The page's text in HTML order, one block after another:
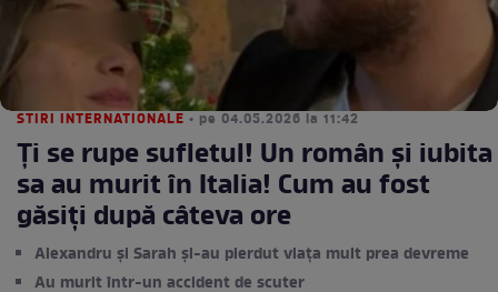
STIRI INTERNATIONALE • pe 04.05.2026 la 11:42
Ți se rupe sufletul! Un român și iubita
sa au murit în Italia! Cum au fost
găsiți după câteva ore
Alexandru și Sarah și-au pierdut viața mult prea devreme
Au murit într-un accident de scuter